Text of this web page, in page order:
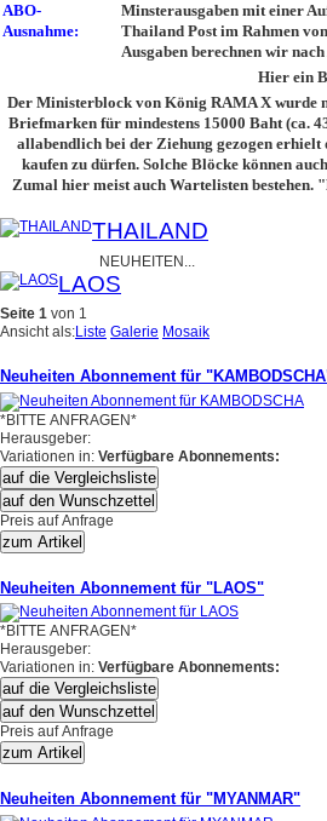
ABO-
Ausnahme:
Minsterausgaben mit einer
Thailand Post im Rahmen
Ausgaben berechnen wir
Hier ein
Der Ministerblock von König RAMA X wurde
Briefmarken für mindestens 15000 Baht (ca.
allabendlich bei der Ziehung gezogen erhielt
kaufen zu dürfen. Solche Blöcke können
Zumal hier meist auch Wartelisten
THAILAND
NEUHEITEN...
LAOS
Seite 1 von 1
Ansicht als:Liste Galerie Mosaik
Neuheiten Abonnement für
*BITTE ANFRAGEN*
Herausgeber:
Variationen in: Verfügbare Abonnements:
auf die Vergleichsliste
auf den Wunschzettel
Preis auf Anfrage
zum Artikel
Neuheiten Abonnement für "LAOS"
*BITTE ANFRAGEN*
Herausgeber:
Variationen in: Verfügbare Abonnements:
auf die Vergleichsliste
auf den Wunschzettel
Preis auf Anfrage
zum Artikel
Neuheiten Abonnement für "MYANMAR"